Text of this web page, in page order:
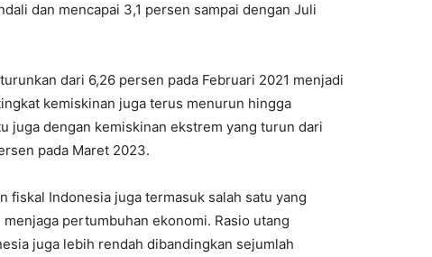
dan mencapai 3,1 persen sampai dengan Juli
dari 6,26 persen pada Februari 2021 menjadi
kemiskinan juga terus menurun hingga
juga dengan kemiskinan ekstrem yang turun dari
pada Maret 2023.
fiskal Indonesia juga termasuk salah satu yang
pertumbuhan ekonomi. Rasio utang
juga lebih rendah dibandingkan sejumlah